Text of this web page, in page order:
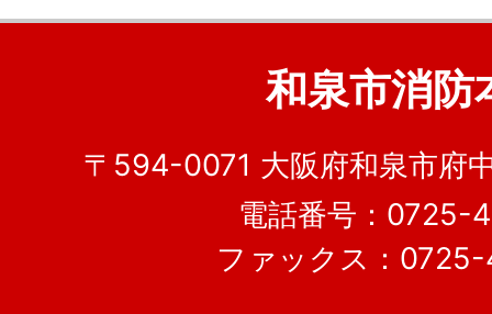
和泉市消防
〒594-0071 大阪府和泉市府
電話番号：0725-
ファックス：